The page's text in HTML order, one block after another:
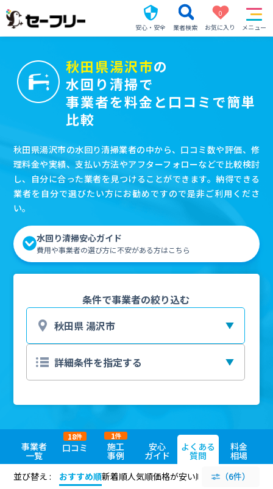
安心・安全 業者検索
0
お気に入り
メニュー
秋田県湯沢市の
水回り清掃で
事業者を料金と口コミで簡単
比較
秋田県湯沢市の水回り清掃業者の中から、口コミ数や評価、修
理料金や実績、支払い方法やアフターフォローなどで比較検討
し、自分に合った業者を見つけることができます。納得できる
業者を自分で選びたい方にお勧めですので是非ご利用くださ
い。
水回り清掃安心ガイド
費用や事業者の選び方に不安がある方はこちら
条件で事業者の絞り込む
事業者
一覧
口コミ
18件
施工
事例
1件
安心
ガイド
よくある
質問
料金
相場
並び替え :
おすすめ順新着順人気順価格が安い順 評価が高い順
（6件）